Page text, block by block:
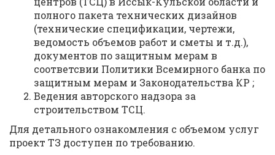
полного пакета технических дизайнов
(технические спецификации, чертежи,
ведомость объемов работ и сметы и т.д.),
документов по защитным мерам в
соответсвии Политики Всемирного банка по
защитным мерам и Законодательства КР ;
Ведения авторского надзора за
строительством ТСЦ.
Для детального ознакомления с объемом услуг
проект ТЗ доступен по требованию.